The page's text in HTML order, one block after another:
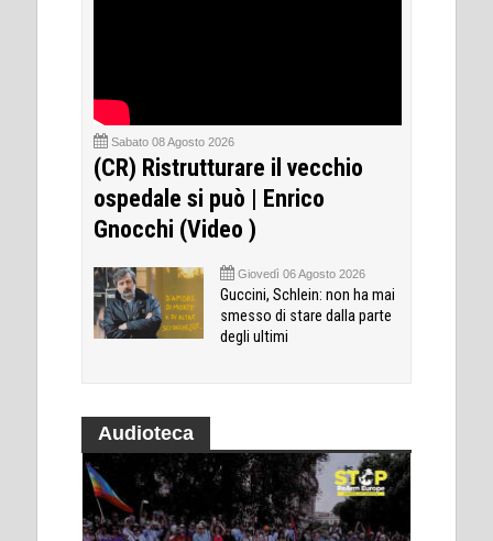
Sabato 08 Agosto 2026
(CR) Ristrutturare il vecchio
ospedale si può | Enrico
Gnocchi (Video )
Giovedì 06 Agosto 2026
Guccini, Schlein: non ha mai
smesso di stare dalla parte
degli ultimi
Audioteca